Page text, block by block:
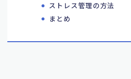
ストレス管理の方法
まとめ